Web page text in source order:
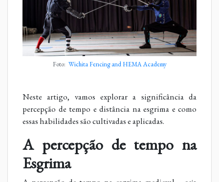
Foto: Wichita Fencing and HEMA Academy
Neste artigo, vamos explorar a significância da
percepção de tempo e distância na esgrima e como
essas habilidades são cultivadas e aplicadas.
A percepção de tempo na
Esgrima